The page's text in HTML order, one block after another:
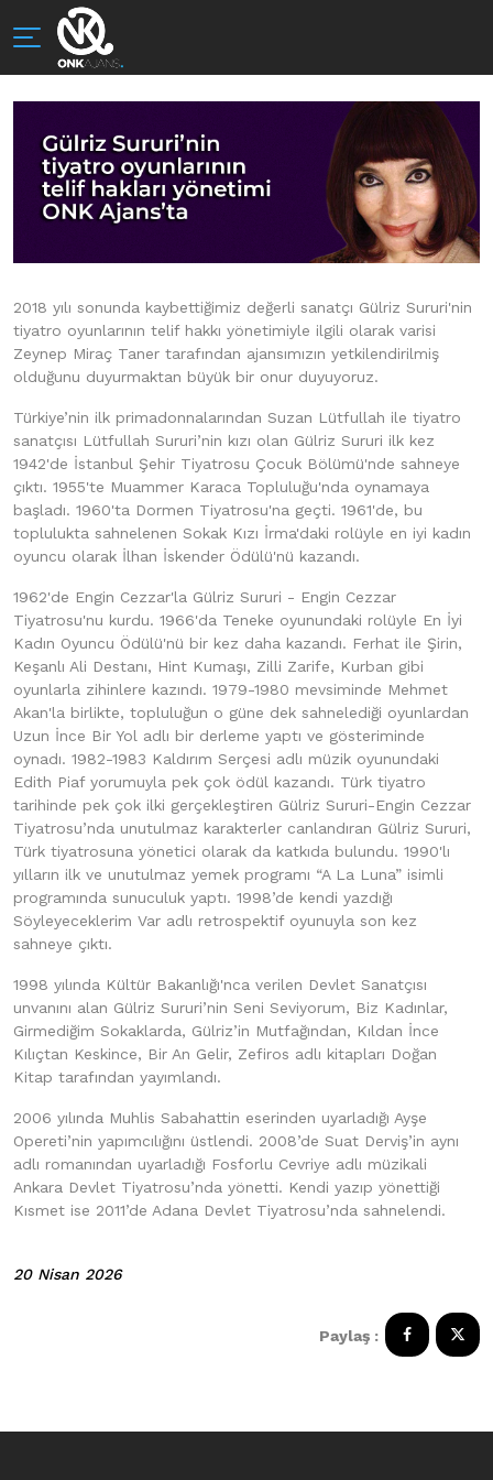
2018 yılı sonunda kaybettiğimiz değerli sanatçı Gülriz Sururi'nin
tiyatro oyunlarının telif hakkı yönetimiyle ilgili olarak varisi
Zeynep Miraç Taner tarafından ajansımızın yetkilendirilmiş
olduğunu duyurmaktan büyük bir onur duyuyoruz.
Türkiye’nin ilk primadonnalarından Suzan Lütfullah ile tiyatro
sanatçısı Lütfullah Sururi’nin kızı olan Gülriz Sururi ilk kez
1942'de İstanbul Şehir Tiyatrosu Çocuk Bölümü'nde sahneye
çıktı. 1955'te Muammer Karaca Topluluğu'nda oynamaya
başladı. 1960'ta Dormen Tiyatrosu'na geçti. 1961'de, bu
toplulukta sahnelenen Sokak Kızı İrma'daki rolüyle en iyi kadın
oyuncu olarak İlhan İskender Ödülü'nü kazandı.
1962'de Engin Cezzar'la Gülriz Sururi - Engin Cezzar
Tiyatrosu'nu kurdu. 1966'da Teneke oyunundaki rolüyle En İyi
Kadın Oyuncu Ödülü'nü bir kez daha kazandı. Ferhat ile Şirin,
Keşanlı Ali Destanı, Hint Kumaşı, Zilli Zarife, Kurban gibi
oyunlarla zihinlere kazındı. 1979-1980 mevsiminde Mehmet
Akan'la birlikte, topluluğun o güne dek sahnelediği oyunlardan
Uzun İnce Bir Yol adlı bir derleme yaptı ve gösteriminde
oynadı. 1982-1983 Kaldırım Serçesi adlı müzik oyunundaki
Edith Piaf yorumuyla pek çok ödül kazandı. Türk tiyatro
tarihinde pek çok ilki gerçekleştiren Gülriz Sururi-Engin Cezzar
Tiyatrosu’nda unutulmaz karakterler canlandıran Gülriz Sururi,
Türk tiyatrosuna yönetici olarak da katkıda bulundu. 1990'lı
yılların ilk ve unutulmaz yemek programı “A La Luna” isimli
programında sunuculuk yaptı. 1998’de kendi yazdığı
Söyleyeceklerim Var adlı retrospektif oyunuyla son kez
sahneye çıktı.
1998 yılında Kültür Bakanlığı'nca verilen Devlet Sanatçısı
unvanını alan Gülriz Sururi’nin Seni Seviyorum, Biz Kadınlar,
Girmediğim Sokaklarda, Gülriz’in Mutfağından, Kıldan İnce
Kılıçtan Keskince, Bir An Gelir, Zefiros adlı kitapları Doğan
Kitap tarafından yayımlandı.
2006 yılında Muhlis Sabahattin eserinden uyarladığı Ayşe
Opereti’nin yapımcılığını üstlendi. 2008’de Suat Derviş’in aynı
adlı romanından uyarladığı Fosforlu Cevriye adlı müzikali
Ankara Devlet Tiyatrosu’nda yönetti. Kendi yazıp yönettiği
Kısmet ise 2011’de Adana Devlet Tiyatrosu’nda sahnelendi.
20 Nisan 2026
Paylaş :